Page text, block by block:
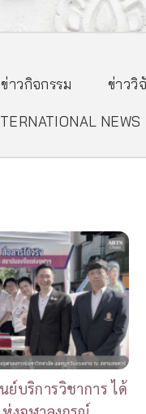
าวกิจกรรม ข่าววิ
NEWS
บริการวิชาการ ได้